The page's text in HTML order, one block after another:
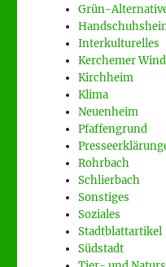
Grün-
Interkulturelles
Kerchemer Wind
Kirchheim
Klima
Neuenheim
Pfaffengrund
Rohrbach
Schlierbach
Sonstiges
Soziales
Stadtblattartikel
Südstadt